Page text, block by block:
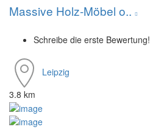
Massive Holz-Möbel o..
Schreibe die erste Bewertung!
Leipzig
3.8 km